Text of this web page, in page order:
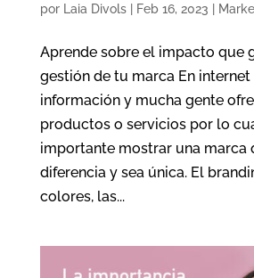
por Laia Divols| Feb 16, 2023
Aprende sobre el impacto que
gestión de tu marca En
información y mucha gente
productos o servicios por lo
importante mostrar una marca
diferencia y sea única. El
colores, las...